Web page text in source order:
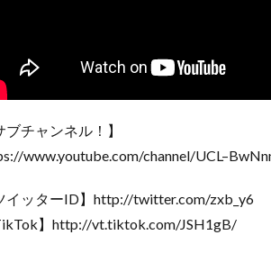
ブチャンネル！】
www.youtube.com/channel/
イッターID】http://twitter.com/zxb_y6
】http://vt.tiktok.com/JSH1gB/